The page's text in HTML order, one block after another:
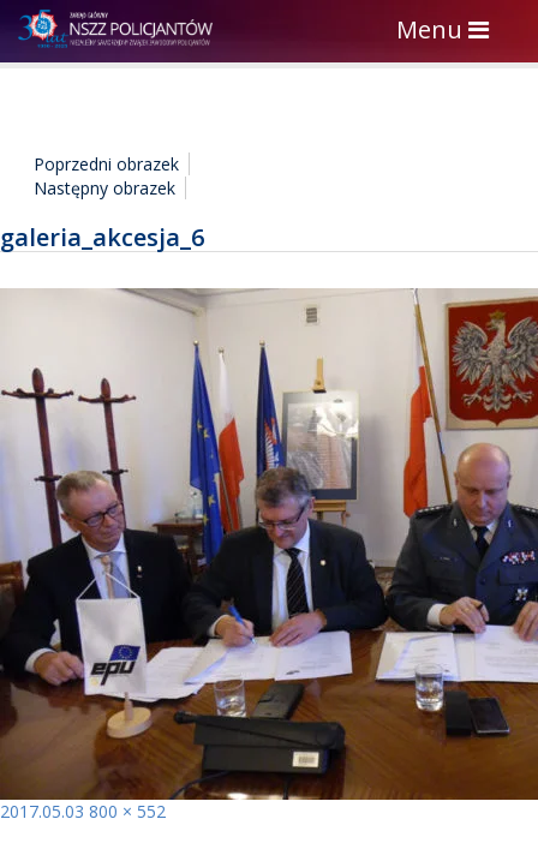
Toggle
navigation
Menu
Poprzedni obrazek
Następny obrazek
galeria_akcesja_6
Opublikowano
2017.05.03 Pełny
800 × 552